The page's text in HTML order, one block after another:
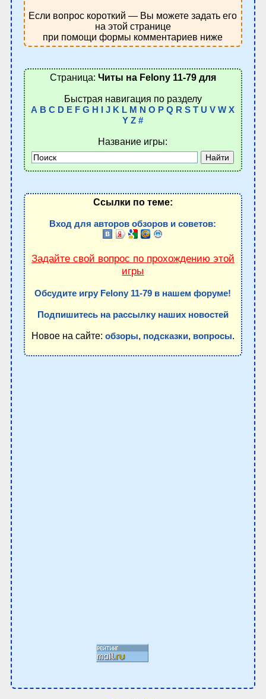
Если вопрос короткий — Вы можете задать его
на этой странице
при помощи формы комментариев ниже
Страница: Читы на Felony 11-79 для
Быстрая навигация по разделу
A B C D E F G H J K L M N O P Q R S T U V W X
Y Z #
Название игры:
Ссылки по теме:
Вход для авторов обзоров и советов:
Задайте свой вопрос по прохождению этой
игры
Обсудите игру Felony 11-79 в нашем форуме!
Подпишитесь на рассылку наших новостей
Новое на сайте: обзоры, подсказки, вопросы.